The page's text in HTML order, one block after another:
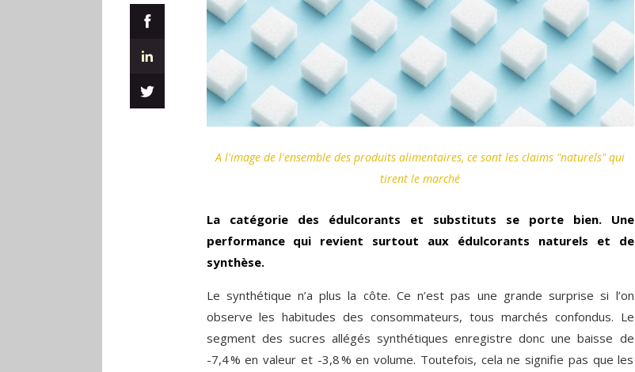
A l'image de l'ensemble des produits alimentaires, ce sont les claims "naturels" qui
tirent le marché
La catégorie des édulcorants et substituts se porte bien. Une
performance qui revient surtout aux édulcorants naturels et de
synthèse.
Le synthétique n’a plus la côte. Ce n’est pas une grande surprise si l’on
observe les habitudes des consommateurs, tous marchés confondus. Le
segment des sucres allégés synthétiques enregistre donc une baisse de
-7,4 % en valeur et -3,8 % en volume. Toutefois, cela ne signifie pas que les